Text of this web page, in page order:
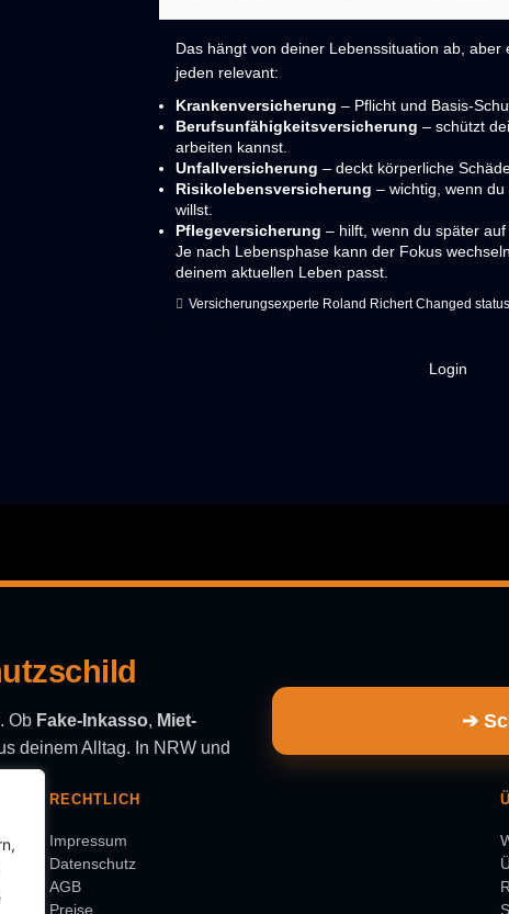
Das hängt von deiner Lebenssituation ab,
jeden relevant:
Krankenversicherung – Pflicht und Basis-
Berufsunfähigkeitsversicherung – schützt
arbeiten kannst.
Unfallversicherung – deckt körperliche
Risikolebensversicherung – wichtig, wenn
willst.
Pflegeversicherung – hilft, wenn du später
Je nach Lebensphase kann der Fokus
deinem aktuellen Leben passt.
Versicherungsexperte Roland RichertChanged
Login
Ob Fake-Inkasso, Miet-
deinem Alltag. In NRW und
➔
RECHTLICH
Impressum
Datenschutz
AGB
Preise